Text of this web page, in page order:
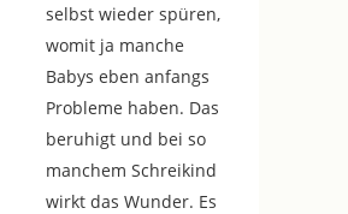
selbst wieder spüren,
womit ja manche
Babys eben anfangs
Probleme haben. Das
beruhigt und bei so
manchem Schreikind
wirkt das Wunder. Es